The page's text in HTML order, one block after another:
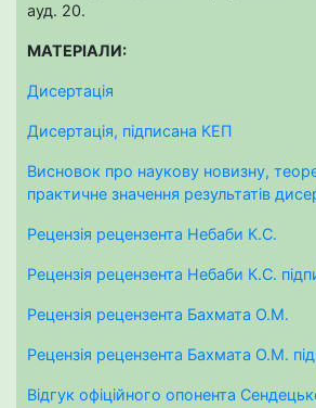
ауд. 20.
МАТЕРІАЛИ:
Дисертація
Дисертація, підписана КЕП
Висновок про наукову новизну,
практичне значення результатів
Рецензія рецензента Небаби К.С.
Рецензія рецензента Небаби К.С.
Рецензія рецензента Бахмата О.М.
Рецензія рецензента Бахмата О.М.
Відгук офіційного опонента